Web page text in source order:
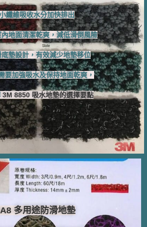
纖維吸收水分加快排出
內地面清潔乾爽，減低滑倒風險
底墊設計，有效減少地墊移位
要加強吸水及保持地面乾爽，
3M 8850 吸水地墊的選擇要點
多用途防滑地墊